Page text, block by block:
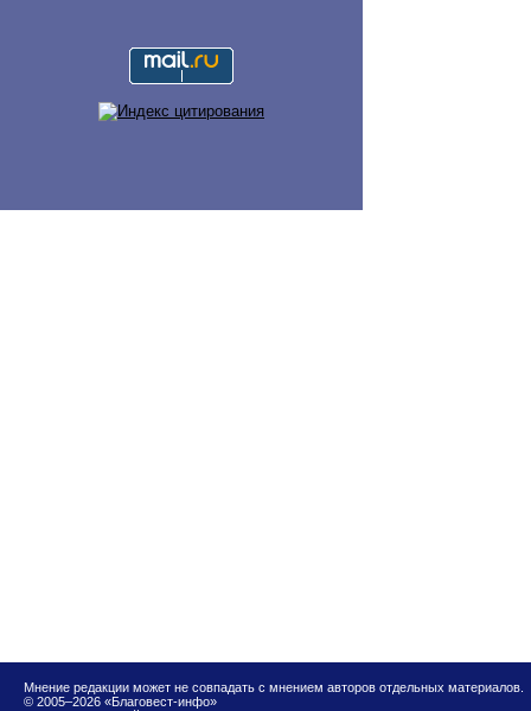
Мнение редакции может не совпадать с мнением авторов отдельных материалов.
© 2005–2026 «Благовест-инфо»